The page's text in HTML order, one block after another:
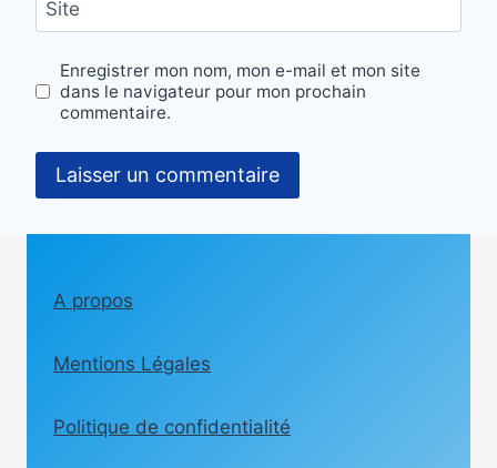
Site
Enregistrer mon nom, mon e-mail et mon site
dans le navigateur pour mon prochain
commentaire.
A propos
Mentions Légales
Politique de confidentialité